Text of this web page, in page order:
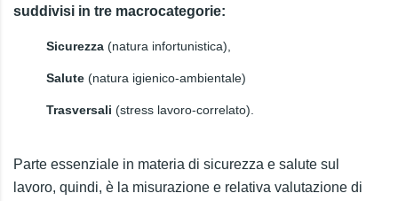
suddivisi in tre macrocategorie:
Sicurezza (natura infortunistica),
Salute (natura igienico-ambientale)
Trasversali (stress lavoro-correlato).
Parte essenziale in materia di sicurezza e salute sul
lavoro, quindi, è la misurazione e relativa valutazione di